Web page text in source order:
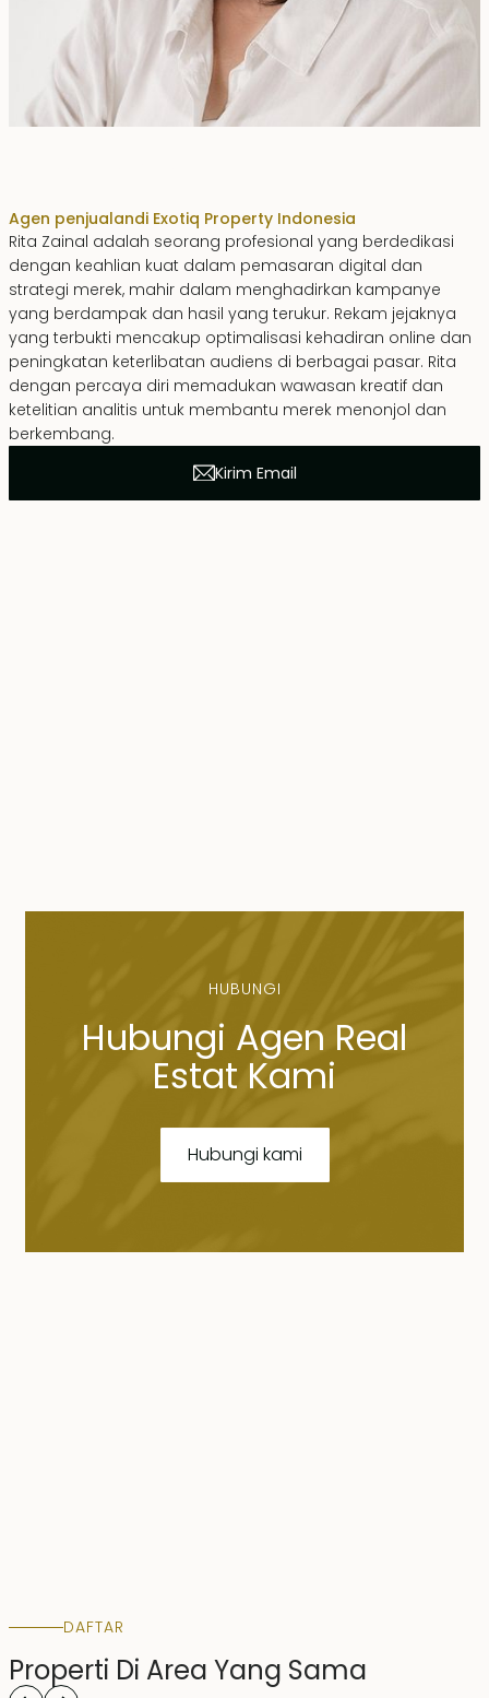
Agen penjualandi Exotiq Property Indonesia
Rita Zainal adalah seorang profesional yang berdedikasi
dengan keahlian kuat dalam pemasaran digital dan
strategi merek, mahir dalam menghadirkan kampanye
yang berdampak dan hasil yang terukur. Rekam jejaknya
yang terbukti mencakup optimalisasi kehadiran online dan
peningkatan keterlibatan audiens di berbagai pasar. Rita
dengan percaya diri memadukan wawasan kreatif dan
ketelitian analitis untuk membantu merek menonjol dan
berkembang.
Kirim Email
HUBUNGI
Hubungi Agen Real
Estat Kami
Hubungi kami
DAFTAR
Properti Di Area Yang Sama